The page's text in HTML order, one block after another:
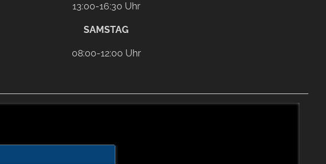
13:00-16:30 Uhr
SAMSTAG
08:00-12:00 Uhr